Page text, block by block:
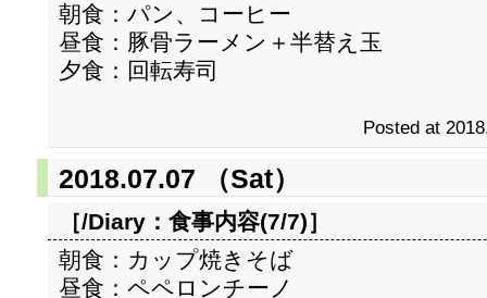
朝食：パン、コーヒー
昼食：豚骨ラーメン＋半替え玉
夕食：回転寿司
Posted at
2018.07.07 （Sat）
［/Diary： 食事内容(7/7)］
朝食：カップ焼きそば
昼食：ペペロンチーノ